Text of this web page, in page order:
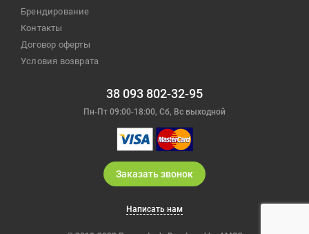
Брендирование
Контакты
Договор оферты
Условия возврата
38 093 802-32-95
Пн-Пт 09:00-18:00, Сб, Вс выходной
Заказать звонок
Написать нам